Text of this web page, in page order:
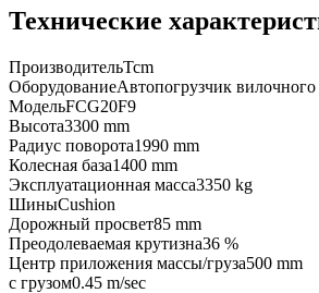
Технические
ПроизводительTcm
ОборудованиеАвтопогрузчик вилочного
МодельFCG20F9
Высота3300 mm
Радиус поворота1990 mm
Колесная база1400 mm
Эксплуатационная масса3350 kg
ШиныCushion
Дорожный просвет85 mm
Преодолеваемая крутизна36 %
Центр приложения массы/груза500 mm
с грузом0.45 m/sec